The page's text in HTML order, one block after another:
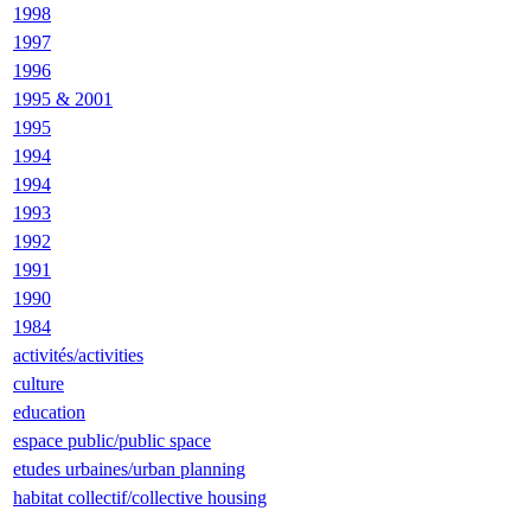
1998
1997
1996
1995 & 2001
1995
1994
1994
1993
1992
1991
1990
1984
activités/activities
culture
education
espace public/public space
etudes urbaines/urban planning
habitat collectif/collective housing